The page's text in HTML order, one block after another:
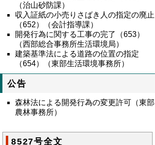
（治山砂防課）
収入証紙の小売りさばき人の指定の廃止
（652）（会計指導課）
開発行為に関する工事の完了（653）
（西部総合事務所生活環境局）
建築基準法による道路の位置の指定
（654）（東部生活環境事務所）
公告
森林法による開発行為の変更許可（東部
農林事務所）
8527号全文